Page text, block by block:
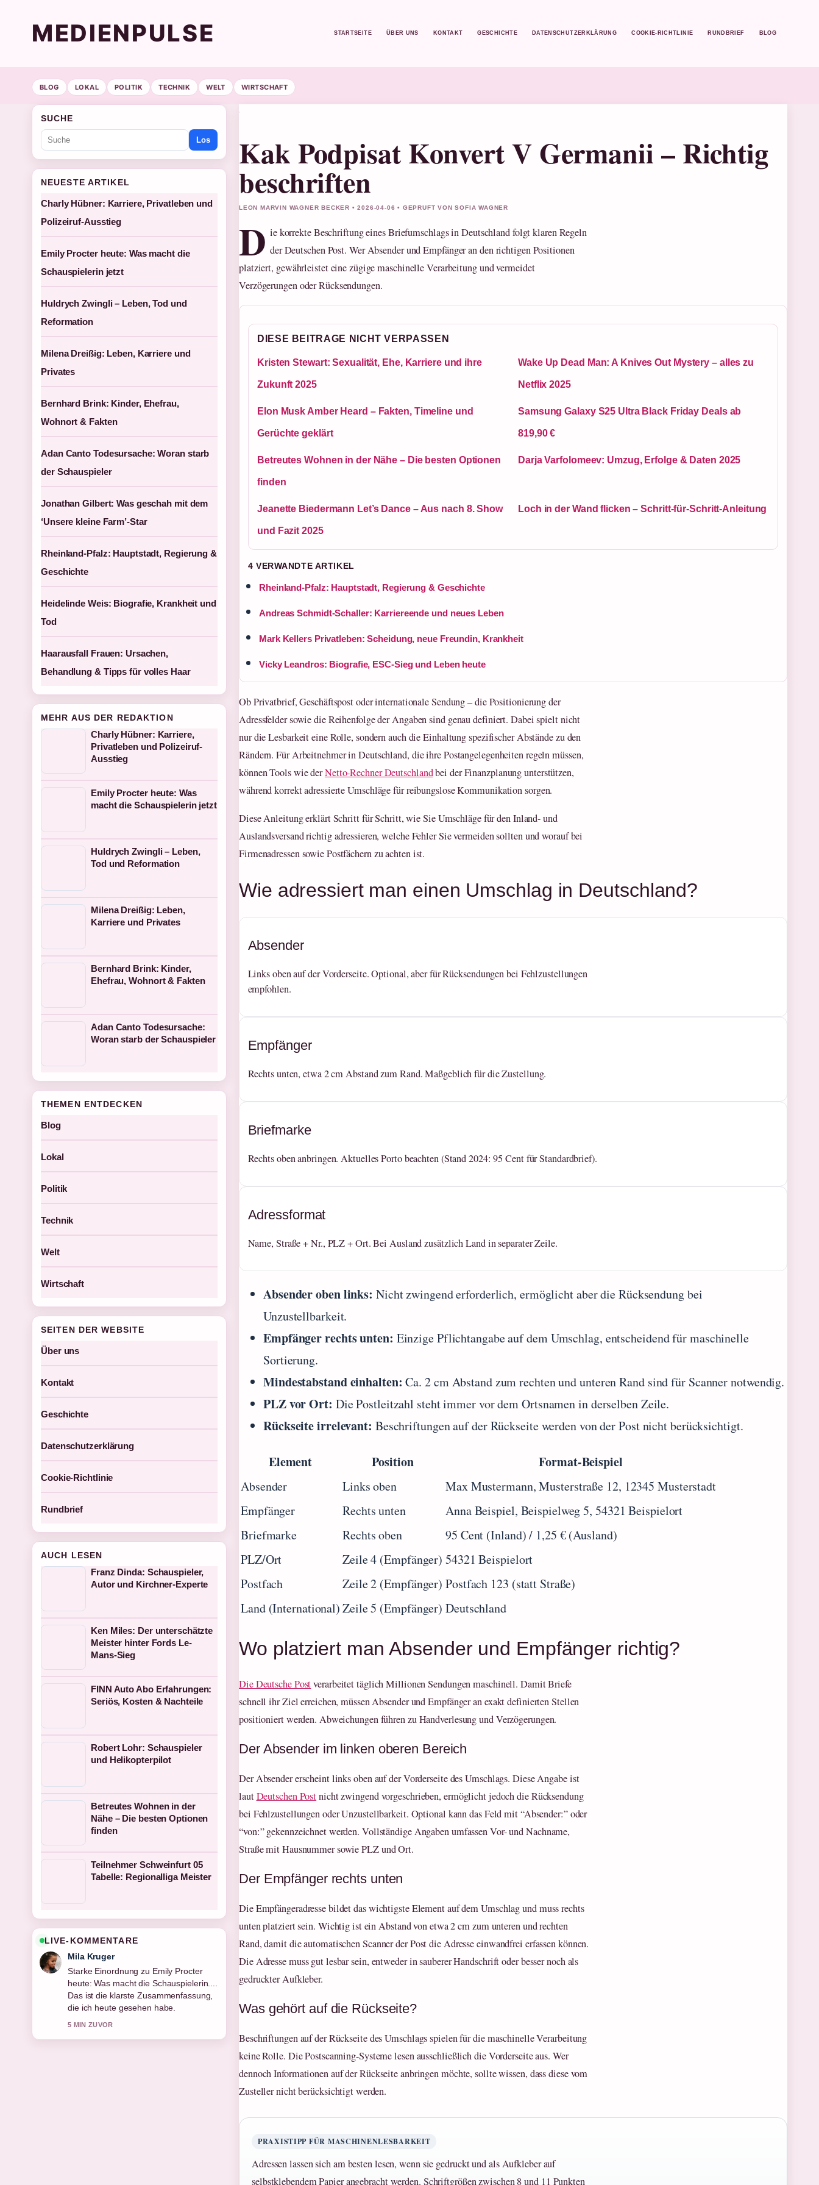
MEDIENPULSE STARTSEITE ÜBER UNS KONTAKT GESCHICHTE DATENSCHUTZERKLÄRUNG COOKIE-RICHTLINIE RUNDBRIEF BLOG
BLOG LOKAL POLITIK TECHNIK WELT WIRTSCHAFT
Kak Podpisat Konvert V Germanii – Richtig
beschriften
LEON MARVIN WAGNER BECKER • 2026-04-06 • GEPRUFT VON SOFIA WAGNER
D ie korrekte Beschriftung eines Briefumschlags in Deutschland folgt klaren Regeln
der Deutschen Post. Wer Absender und Empfänger an den richtigen Positionen
platziert, gewährleistet eine zügige maschinelle Verarbeitung und vermeidet
Verzögerungen oder Rücksendungen.
DIESE BEITRAGE NICHT VERPASSEN
Kristen Stewart: Sexualität, Ehe, Karriere und ihre
Zukunft 2025
Wake Up Dead Man: A Knives Out Mystery – alles zu
Netflix 2025
Elon Musk Amber Heard – Fakten, Timeline und
Gerüchte geklärt
Samsung Galaxy S25 Ultra Black Friday Deals ab
819,90 €
Betreutes Wohnen in der Nähe – Die besten Optionen
finden
Darja Varfolomeev: Umzug, Erfolge & Daten 2025
Jeanette Biedermann Let’s Dance – Aus nach 8. Show
und Fazit 2025
Loch in der Wand flicken – Schritt-für-Schritt-Anleitung
4 VERWANDTE ARTIKEL
Rheinland-Pfalz: Hauptstadt, Regierung & Geschichte
Andreas Schmidt-Schaller: Karriereende und neues Leben
Mark Kellers Privatleben: Scheidung, neue Freundin, Krankheit
Vicky Leandros: Biografie, ESC-Sieg und Leben heute
Ob Privatbrief, Geschäftspost oder internationale Sendung – die Positionierung der
Adressfelder sowie die Reihenfolge der Angaben sind genau definiert. Dabei spielt nicht
nur die Lesbarkeit eine Rolle, sondern auch die Einhaltung spezifischer Abstände zu den
Rändern. Für Arbeitnehmer in Deutschland, die ihre Postangelegenheiten regeln müssen,
können Tools wie derNetto-Rechner Deutschlandbei der Finanzplanung unterstützen,
während korrekt adressierte Umschläge für reibungslose Kommunikation sorgen.
Diese Anleitung erklärt Schritt für Schritt, wie Sie Umschläge für den Inland- und
Auslandsversand richtig adressieren, welche Fehler Sie vermeiden sollten und worauf bei
Firmenadressen sowie Postfächern zu achten ist.
Wie adressiert man einen Umschlag in Deutschland?
Absender
Links oben auf der Vorderseite. Optional, aber für Rücksendungen bei Fehlzustellungen
empfohlen.
Empfänger
Rechts unten, etwa 2 cm Abstand zum Rand. Maßgeblich für die Zustellung.
Briefmarke
Rechts oben anbringen. Aktuelles Porto beachten (Stand 2024: 95 Cent für Standardbrief).
Adressformat
Name, Straße + Nr., PLZ + Ort. Bei Ausland zusätzlich Land in separater Zeile.
Absender oben links: Nicht zwingend erforderlich, ermöglicht aber die Rücksendung bei
Unzustellbarkeit.
Empfänger rechts unten: Einzige Pflichtangabe auf dem Umschlag, entscheidend für maschinelle
Sortierung.
Mindestabstand einhalten: Ca. 2 cm Abstand zum rechten und unteren Rand sind für Scanner notwendig.
PLZ vor Ort: Die Postleitzahl steht immer vor dem Ortsnamen in derselben Zeile.
Rückseite irrelevant: Beschriftungen auf der Rückseite werden von der Post nicht berücksichtigt.
Element Position Format-Beispiel
Absender Links oben
Max Mustermann, Musterstraße 12, 12345 Musterstadt
Empfänger
Rechts unten
Anna Beispiel, Beispielweg 5, 54321 Beispielort
Briefmarke
Rechts oben
95 Cent (Inland) / 1,25 € (Ausland)
PLZ/Ort
Zeile 4 (Empfänger) 54321 Beispielort
Postfach
Zeile 2 (Empfänger) Postfach 123 (statt Straße)
Land (International)Zeile 5 (Empfänger) Deutschland
Wo platziert man Absender und Empfänger richtig?
Die Deutsche Postverarbeitet täglich Millionen Sendungen maschinell. Damit Briefe
schnell ihr Ziel erreichen, müssen Absender und Empfänger an exakt definierten Stellen
positioniert werden. Abweichungen führen zu Handverlesung und Verzögerungen.
Der Absender im linken oberen Bereich
Der Absender erscheint links oben auf der Vorderseite des Umschlags. Diese Angabe ist
lautDeutschen Postnicht zwingend vorgeschrieben, ermöglicht jedoch die Rücksendung
bei Fehlzustellungen oder Unzustellbarkeit. Optional kann das Feld mit “Absender:” oder
“von:” gekennzeichnet werden. Vollständige Angaben umfassen Vor- und Nachname,
Straße mit Hausnummer sowie PLZ und Ort.
Der Empfänger rechts unten
Die Empfängeradresse bildet das wichtigste Element auf dem Umschlag und muss rechts
unten platziert sein. Wichtig ist ein Abstand von etwa 2 cm zum unteren und rechten
Rand, damit die automatischen Scanner der Post die Adresse einwandfrei erfassen können.
Die Adresse muss gut lesbar sein, entweder in sauberer Handschrift oder besser noch als
gedruckter Aufkleber.
Was gehört auf die Rückseite?
Beschriftungen auf der Rückseite des Umschlags spielen für die maschinelle Verarbeitung
keine Rolle. Die Postscanning-Systeme lesen ausschließlich die Vorderseite aus. Wer
dennoch Informationen auf der Rückseite anbringen möchte, sollte wissen, dass diese vom
Zusteller nicht berücksichtigt werden.
PRAXISTIPP FÜR MASCHINENLESBARKEIT
Adressen lassen sich am besten lesen, wenn sie gedruckt und als Aufkleber auf
selbstklebendem Papier angebracht werden. Schriftgrößen zwischen 8 und 11 Punkten
SUCHE
Los
NEUESTE ARTIKEL
Charly Hübner: Karriere, Privatleben und
Polizeiruf-Ausstieg
Emily Procter heute: Was macht die
Schauspielerin jetzt
Huldrych Zwingli – Leben, Tod und
Reformation
Milena Dreißig: Leben, Karriere und
Privates
Bernhard Brink: Kinder, Ehefrau,
Wohnort & Fakten
Adan Canto Todesursache: Woran starb
der Schauspieler
Jonathan Gilbert: Was geschah mit dem
‘Unsere kleine Farm’-Star
Rheinland-Pfalz: Hauptstadt, Regierung &
Geschichte
Heidelinde Weis: Biografie, Krankheit und
Tod
Haarausfall Frauen: Ursachen,
Behandlung & Tipps für volles Haar
MEHR AUS DER REDAKTION
Charly Hübner: Karriere,
Privatleben und Polizeiruf-
Ausstieg
Emily Procter heute: Was
macht die Schauspielerin jetzt
Huldrych Zwingli – Leben,
Tod und Reformation
Milena Dreißig: Leben,
Karriere und Privates
Bernhard Brink: Kinder,
Ehefrau, Wohnort & Fakten
Adan Canto Todesursache:
Woran starb der Schauspieler
THEMEN ENTDECKEN
Blog
Lokal
Politik
Technik
Welt
Wirtschaft
SEITEN DER WEBSITE
Über uns
Kontakt
Geschichte
Datenschutzerklärung
Cookie-Richtlinie
Rundbrief
AUCH LESEN
Franz Dinda: Schauspieler,
Autor und Kirchner-Experte
Ken Miles: Der unterschätzte
Meister hinter Fords Le-
Mans-Sieg
FINN Auto Abo Erfahrungen:
Seriös, Kosten & Nachteile
Robert Lohr: Schauspieler
und Helikopterpilot
Betreutes Wohnen in der
Nähe – Die besten Optionen
finden
Teilnehmer Schweinfurt 05
Tabelle: Regionalliga Meister
LIVE-KOMMENTARE
Mila Kruger
Starke Einordnung zu Emily Procter
heute: Was macht die Schauspielerin....
Das ist die klarste Zusammenfassung,
die ich heute gesehen habe.
5 MIN ZUVOR